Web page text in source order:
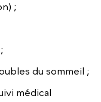
;
du sommeil ;
médical